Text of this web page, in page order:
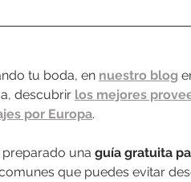
tu boda, en nuestro blog
descubrir los mejores
por Europa.
una guía gratuita
que puedes evitar